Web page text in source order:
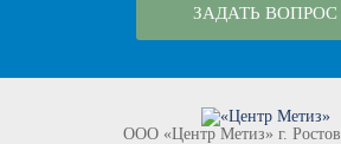
ЗАДАТЬ ВОПРОС
ООО «Центр Метиз» г.